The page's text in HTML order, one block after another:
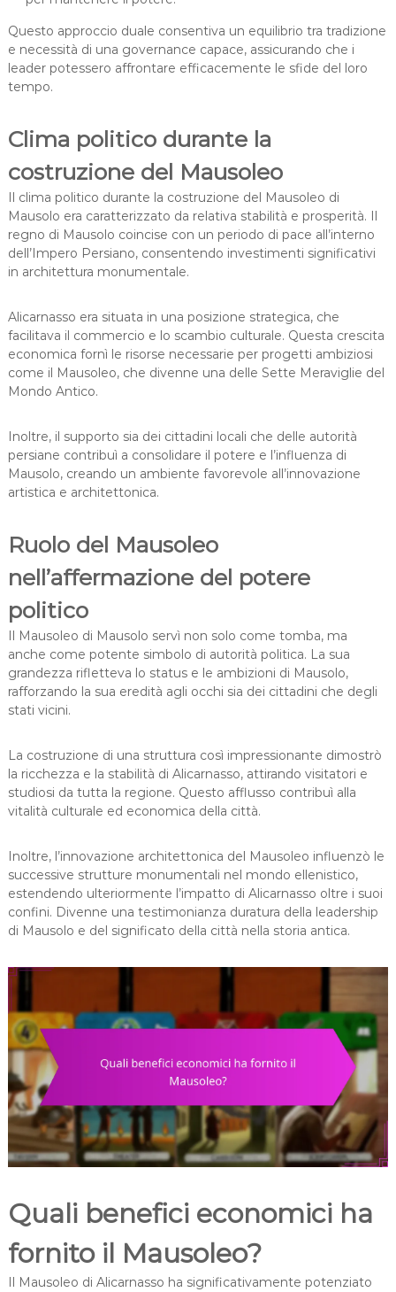
Questo approccio duale consentiva un equilibrio tra tradizione
e necessità di una governance capace, assicurando che i
leader potessero affrontare efficacemente le sfide del loro
tempo.
Clima politico durante la
costruzione del Mausoleo
Il clima politico durante la costruzione del Mausoleo di
Mausolo era caratterizzato da relativa stabilità e prosperità. Il
regno di Mausolo coincise con un periodo di pace all’interno
dell’Impero Persiano, consentendo investimenti significativi
in architettura monumentale.
Alicarnasso era situata in una posizione strategica, che
facilitava il commercio e lo scambio culturale. Questa crescita
economica fornì le risorse necessarie per progetti ambiziosi
come il Mausoleo, che divenne una delle Sette Meraviglie del
Mondo Antico.
Inoltre, il supporto sia dei cittadini locali che delle autorità
persiane contribuì a consolidare il potere e l’influenza di
Mausolo, creando un ambiente favorevole all’innovazione
artistica e architettonica.
Ruolo del Mausoleo
nell’affermazione del potere
politico
Il Mausoleo di Mausolo servì non solo come tomba, ma
anche come potente simbolo di autorità politica. La sua
grandezza rifletteva lo status e le ambizioni di Mausolo,
rafforzando la sua eredità agli occhi sia dei cittadini che degli
stati vicini.
La costruzione di una struttura così impressionante dimostrò
la ricchezza e la stabilità di Alicarnasso, attirando visitatori e
studiosi da tutta la regione. Questo afflusso contribuì alla
vitalità culturale ed economica della città.
Inoltre, l’innovazione architettonica del Mausoleo influenzò le
successive strutture monumentali nel mondo ellenistico,
estendendo ulteriormente l’impatto di Alicarnasso oltre i suoi
confini. Divenne una testimonianza duratura della leadership
di Mausolo e del significato della città nella storia antica.
Quali benefici economici ha
fornito il Mausoleo?
Il Mausoleo di Alicarnasso ha significativamente potenziato